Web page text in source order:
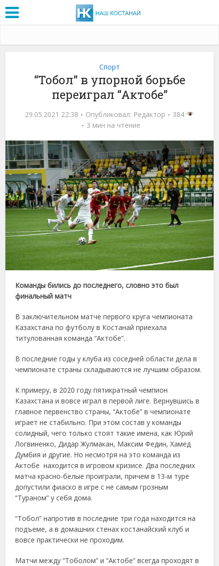
Спорт
“Тобол” в упорной борьбе
переиграл “Актобе”
29.05.2021 22:38 Опубликовал: Редактор
384
3 мин на чтение
Команды бились до последнего, словно это был
финальный матч
В заключительном матче первого круга чемпионата
Казахстана по футболу в Костанай приехала
титулованная команда “Актобе”.
В последние годы у клуба из соседней области дела в
чемпионате страны складываются не лучшим образом.
К примеру, в 2020 году пятикратный чемпион
Казахстана и вовсе играл в первой лиге. Вернувшись в
главное первенство страны, “Актобе” в чемпионате
играет не стабильно. При этом состав у команды
солидный, чего только стоят такие имена, как Юрий
Логвиненко, Дидар Жулмакан, Максим Федин, Хамед
Думбия и другие. Но несмотря на это команда из
Актобе находится в игровом кризисе. Два последних
матча красно-белые проиграли, причем в 13-м туре
допустили фиаско в игре с не самым грозным
“Тураном” у себя дома.
“Тобол” напротив в последние три года находится на
подъеме, а в домашних стенах костанайский клуб и
вовсе практически не проходим.
Матчи между “Тоболом” и “Актобе” всегда проходят в